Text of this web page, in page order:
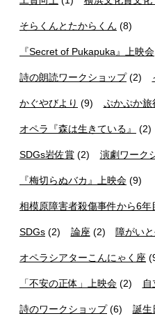
そらくんとたからくん (8)
『Secret of Pukapuka』上映会
詩の朗読ワークショップ(2)
かぐやびより (9) ぷかぷか旅
オペラ『森は生きている』 (2)
SDGs岩佐賞 (2) 演劇ワーク
『梅切らぬバカ』上映会 (9)
相模原障害者殺傷事件から6年
SDGs (2) 論座 (2) 障がい
オペラシアターこんにゃく座
「不安の正体」上映会 (2) 自
詩のワークショップ(6) 誕生